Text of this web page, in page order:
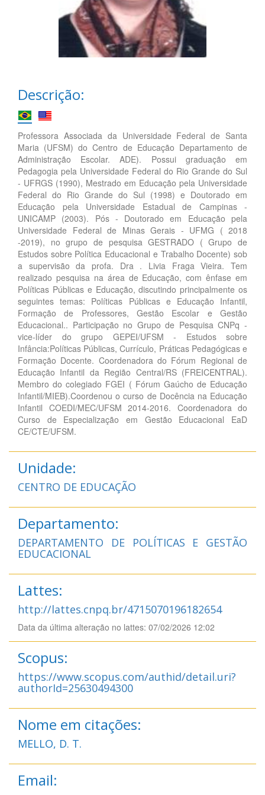
Descrição:
Professora Associada da Universidade Federal de Santa
Maria (UFSM) do Centro de Educação Departamento de
Administração Escolar. ADE). Possui graduação em
Pedagogia pela Universidade Federal do Rio Grande do Sul
- UFRGS (1990), Mestrado em Educação pela Universidade
Federal do Rio Grande do Sul (1998) e Doutorado em
Educação pela Universidade Estadual de Campinas -
UNICAMP (2003). Pós - Doutorado em Educação pela
Universidade Federal de Minas Gerais - UFMG ( 2018
-2019), no grupo de pesquisa GESTRADO ( Grupo de
Estudos sobre Política Educacional e Trabalho Docente) sob
a supervisão da profa. Dra . Livia Fraga Vieira. Tem
realizado pesquisa na área de Educação, com ênfase em
Políticas Públicas e Educação, discutindo principalmente os
seguintes temas: Políticas Públicas e Educação Infantil,
Formação de Professores, Gestão Escolar e Gestão
Educacional.. Participação no Grupo de Pesquisa CNPq -
vice-líder do grupo GEPEI/UFSM - Estudos sobre
Infância:Políticas Públicas, Currículo, Práticas Pedagógicas e
Formação Docente. Coordenadora do Fórum Regional de
Educação Infantil da Região Central/RS (FREICENTRAL).
Membro do colegiado FGEI ( Fórum Gaúcho de Educação
Infantil/MIEB).Coordenou o curso de Docência na Educação
Infantil COEDI/MEC/UFSM 2014-2016. Coordenadora do
Curso de Especialização em Gestão Educacional EaD
CE/CTE/UFSM.
Unidade:
CENTRO DE EDUCAÇÃO
Departamento:
DEPARTAMENTO DE POLÍTICAS E GESTÃO
EDUCACIONAL
Lattes:
http://lattes.cnpq.br/4715070196182654
Data da última alteração no lattes: 07/02/2026 12:02
Scopus:
https://www.scopus.com/authid/detail.uri?
authorId=25630494300
Nome em citações:
MELLO, D. T.
Email: